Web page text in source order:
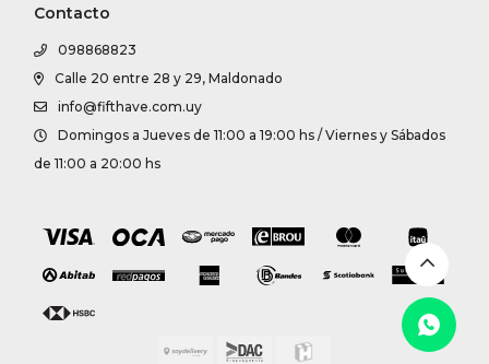
Contacto
098868823
Calle 20 entre 28 y 29, Maldonado
info@fifthave.com.uy
Domingos a Jueves de 11:00 a 19:00 hs / Viernes y Sábados
de 11:00 a 20:00 hs